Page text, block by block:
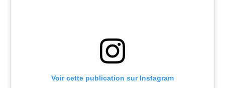
Voir cette publication sur Instagram